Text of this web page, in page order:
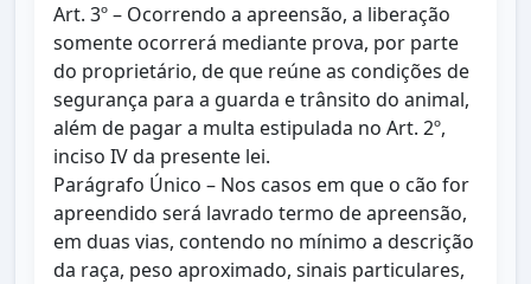
Art. 3º – Ocorrendo a apreensão, a liberação
somente ocorrerá mediante prova, por parte
do proprietário, de que reúne as condições de
segurança para a guarda e trânsito do animal,
além de pagar a multa estipulada no Art. 2º,
inciso IV da presente lei.
Parágrafo Único – Nos casos em que o cão for
apreendido será lavrado termo de apreensão,
em duas vias, contendo no mínimo a descrição
da raça, peso aproximado, sinais particulares,